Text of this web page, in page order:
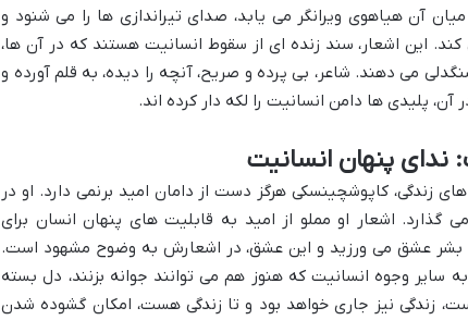
آن هیاهوی ویرانگر می یابد، صدای تیراندازی ها را می شنود و
کند. این اشعار، سند زنده ای از سقوط انسانیت هستند که در آن ها،
می دهند. شاعر، بی پرده و صریح، آنچه را دیده، به قلم آورده و
پلیدی ها دامن انسانیت را لکه دار کرده اند.
ندای پنهان انسانیت
زندگی، کاپوشچینسکی هرگز دست از دامان امید برنمی دارد. او در
می گذارد. اشعار او مملو از امید به قابلیت های پنهان انسان برای
بشر عشق می ورزید و این عشق، در اشعارش به وضوح مشهود است.
سایر وجوه انسانیت که هنوز هم می توانند جوانه بزنند، دل بسته
زندگی نیز جاری خواهد بود و تا زندگی هست، امکان گشوده شدن